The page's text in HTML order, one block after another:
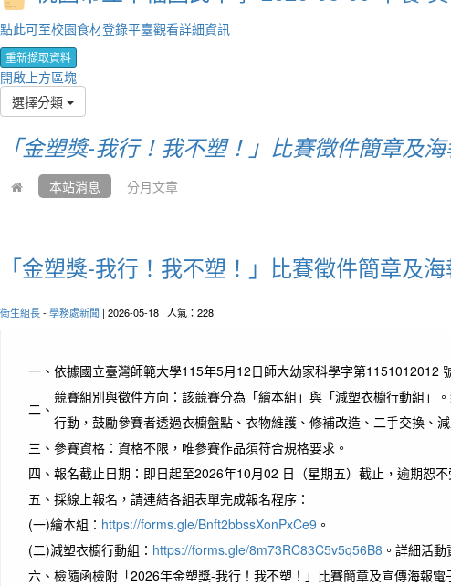
點此可至校園食材登錄平臺觀看詳細資訊
重新擷取資料
開啟上方區塊
選擇分類
「金塑獎-我行！我不塑！」比賽徵件簡章及
本站消息 分月文章
「金塑獎-我行！我不塑！」比賽徵件簡章及
衛生組長- 學務處新聞 | 2026-05-18 | 人氣：228
一、 依據國立臺灣師範大學115年5月12日師大幼家科學字第1151012012
二、
競賽組別與徵件方向：該競賽分為「繪本組」與「減塑衣櫥行動組」
行動，鼓勵參賽者透過衣櫥盤點、衣物維護、修補改造、二手交換、
三、 參賽資格：資格不限，唯參賽作品須符合規格要求。
四、 報名截止日期：即日起至2026年10月02 日（星期五）截止，逾期恕不
五、 採線上報名，請連結各組表單完成報名程序：
(一)繪本組： https://forms.gle/Bnft2bbssXonPxCe9 。
(二)減塑衣櫥行動組： https://forms.gle/8m73RC83C5v5q56B8 。詳細活
六、 檢隨函檢附「2026年金塑獎-我行！我不塑！」比賽簡章及宣傳海報電